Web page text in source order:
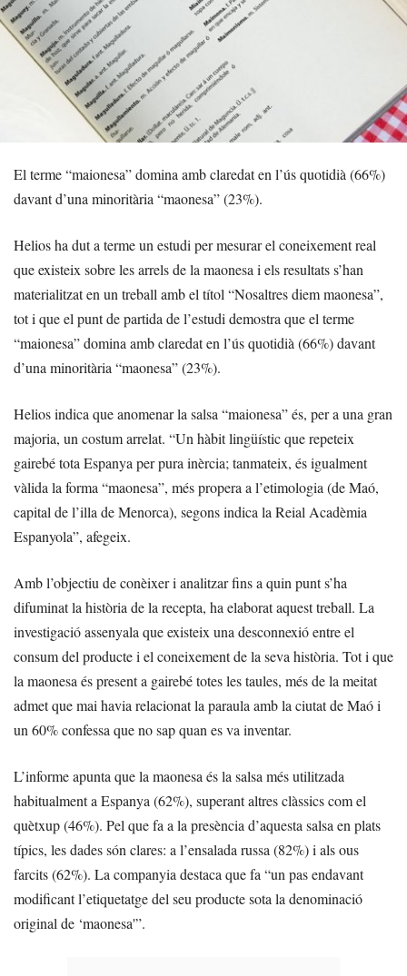
El terme “maionesa” domina amb claredat en l’ús quotidià (66%)
davant d’una minoritària “maonesa” (23%).
Helios ha dut a terme un estudi per mesurar el coneixement real
que existeix sobre les arrels de la maonesa i els resultats s’han
materialitzat en un treball amb el títol “Nosaltres diem maonesa”,
tot i que el punt de partida de l’estudi demostra que el terme
“maionesa” domina amb claredat en l’ús quotidià (66%) davant
d’una minoritària “maonesa” (23%).
Helios indica que anomenar la salsa “maionesa” és, per a una gran
majoria, un costum arrelat. “Un hàbit lingüístic que repeteix
gairebé tota Espanya per pura inèrcia; tanmateix, és igualment
vàlida la forma “maonesa”, més propera a l’etimologia (de Maó,
capital de l’illa de Menorca), segons indica la Reial Acadèmia
Espanyola”, afegeix.
Amb l’objectiu de conèixer i analitzar fins a quin punt s’ha
difuminat la història de la recepta, ha elaborat aquest treball. La
investigació assenyala que existeix una desconnexió entre el
consum del producte i el coneixement de la seva història. Tot i que
la maonesa és present a gairebé totes les taules, més de la meitat
admet que mai havia relacionat la paraula amb la ciutat de Maó i
un 60% confessa que no sap quan es va inventar.
L’informe apunta que la maonesa és la salsa més utilitzada
habitualment a Espanya (62%), superant altres clàssics com el
quètxup (46%). Pel que fa a la presència d’aquesta salsa en plats
típics, les dades són clares: a l’ensalada russa (82%) i als ous
farcits (62%). La companyia destaca que fa “un pas endavant
modificant l’etiquetatge del seu producte sota la denominació
original de ‘maonesa'”.